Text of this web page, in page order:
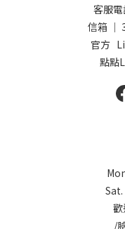
客服
信箱 ｜
官方
點點
/